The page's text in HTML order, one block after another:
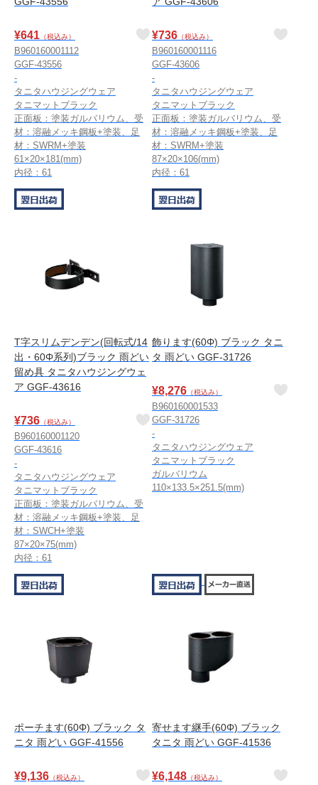
¥641 （税込み）
B960160001112
GGF-43556
-
タニタハウジングウェア
タニマットブラック
正面板：塗装ガルバリウム、受
材：溶融メッキ鋼板+塗装、足
材：SWRM+塗装
61×20×181(mm)
内径：61
¥736 （税込み）
B960160001116
GGF-43606
-
タニタハウジングウェア
タニマットブラック
正面板：塗装ガルバリウム、受
材：溶融メッキ鋼板+塗装、足
材：SWRM+塗装
87×20×106(mm)
内径：61
T字スリムデンデン(回転式/14
出・60Φ系列)ブラック 雨どい
留め具 タニタハウジングウェ
ア GGF-43616
¥736 （税込み）
B960160001120
GGF-43616
-
タニタハウジングウェア
タニマットブラック
正面板：塗装ガルバリウム、受
材：溶融メッキ鋼板+塗装、足
材：SWCH+塗装
87×20×75(mm)
内径：61
飾ります(60Φ) ブラック タニ
タ 雨どい GGF-31726
¥8,276 （税込み）
B960160001533
GGF-31726
-
タニタハウジングウェア
タニマットブラック
ガルバリウム
110×133.5×251.5(mm)
ポーチます(60Φ) ブラック タ
ニタ 雨どい GGF-41556
¥9,136 （税込み）
寄せます継手(60Φ) ブラック
タニタ 雨どい GGF-41536
¥6,148 （税込み）